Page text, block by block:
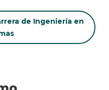
de Ingeniería en